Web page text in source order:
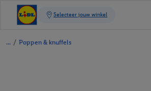
/ Poppen & knuffels